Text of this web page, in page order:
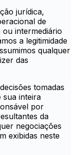
jurídica,
de
intermediário
a legitimidade
qualquer
das
tomadas
sua inteira
por
da
negociações
exibidas neste